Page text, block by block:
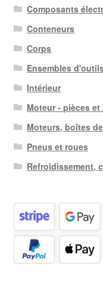
Composants
Conteneurs
Corps
Ensembles
Intérieur
Moteur - pièces
Moteurs, boîtes
Pneus et roues
Refroidissement,